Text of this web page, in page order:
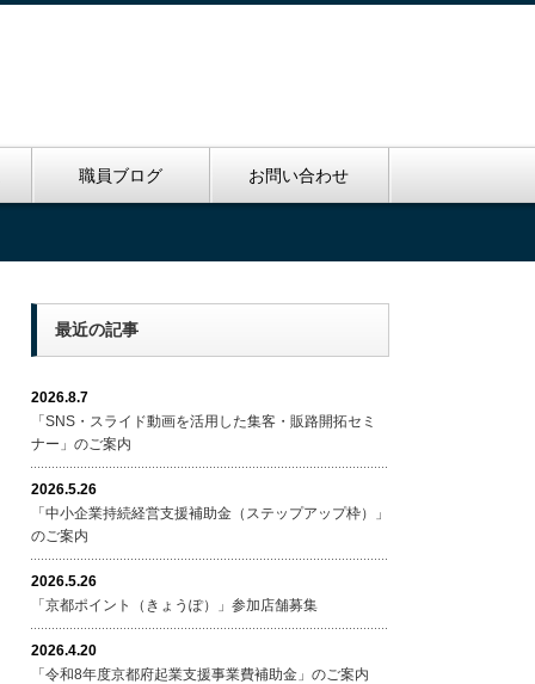
職員ブログ お問い合わせ
最近の記事
2026.8.7
「SNS・スライド動画を活用した集客・販路開拓セミ
ナー」のご案内
2026.5.26
「中小企業持続経営支援補助金（ステップアップ枠）」
のご案内
2026.5.26
「京都ポイント（きょうぽ）」参加店舗募集
2026.4.20
「令和8年度京都府起業支援事業費補助金」のご案内